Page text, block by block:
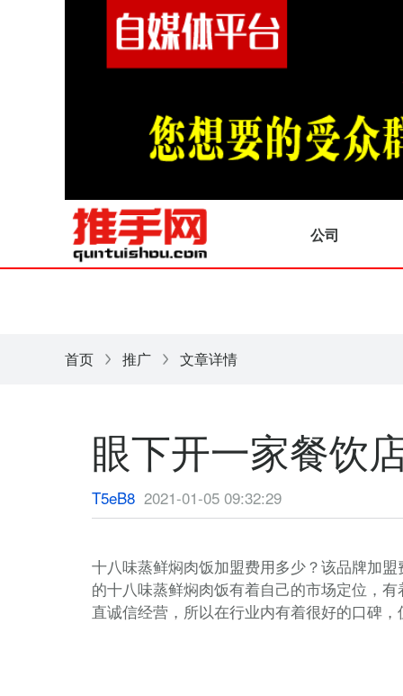
公司
首页 推广 文章详情
眼下开一家餐饮
T5eB8 2021-01-05 09:32:29
十八味蒸鲜焖肉饭加盟费用多少？该品牌加
的十八味蒸鲜焖肉饭有着自己的市场定位，
直诚信经营，所以在行业内有着很好的口碑